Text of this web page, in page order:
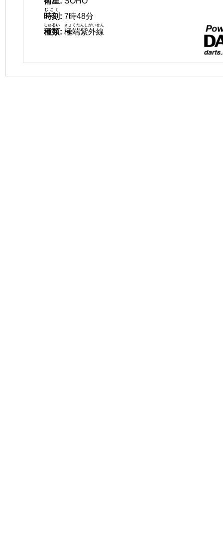
時刻
じこく
: 7時48分
種類
しゅるい
: 極端紫外線
きょくたんしがいせん